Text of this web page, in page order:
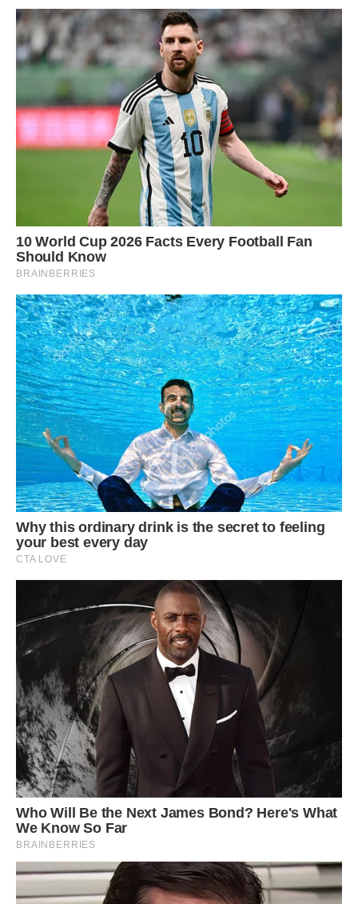
стали називати його просто «па». Та й Рассел дуже
швидко прив’язався до дітей.
Вони не стали вступати в шлюб, так як їх відносини і так
були міцними.
Всі нові діти любили Курта, як справжнього батька, а він їх
з гідністю їх виховував.
У Голді теж склалися теплі стосунки з Бостоном, сином
Курта. Коли у них з’явилася спільна дитина, вони стали
У фільмі «За бортом» Курт і Голді доповнювали один
одного, інші б актори не підійшли краще, ніж вони.
Курт і Голді разом виховували дітей в любові і
справедливості. Кейт Хадсон виросла і стала справжньою
зіркою кіно, Олівер також пішов по стопах батьків, Бостон
став випускником Джорджтауна відразу на двох
факультетах, а Уайатт планує стати відомим хокеїстом.
Сімейство стало більше, з’явилися онуки, коли Кейт
вийшла заміж, а її брат Олівер одружився.
Голді і Курт завжди проводять кожну хвилину разом. Їм
ніколи не нудно.
Вони стали найвідомішою голлівудською парою, яка
змогла зберегти свою любов.